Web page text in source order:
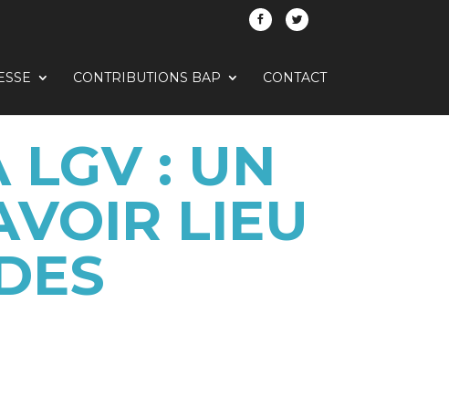
CONTRIBUTIONS BAP CONTACT
LGV : UN
LIEU